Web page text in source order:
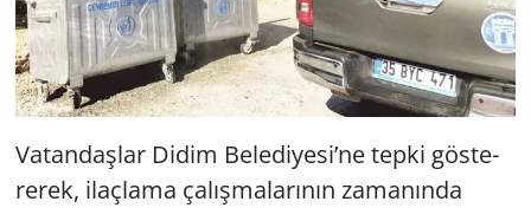
Vatandaşlar Didim Be­le­di­ye­si’ne tepki gös­te­
re­rek, ilaç­la­ma ça­lış­ma­la­rı­nın za­ma­nın­da